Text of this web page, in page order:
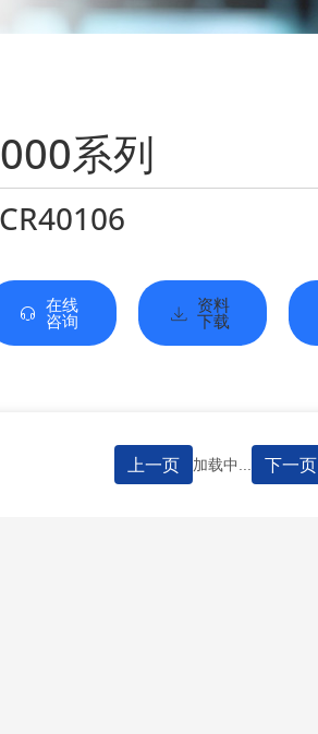
系列
在线
咨询
资料
下载
上一页 加载中... 下一页